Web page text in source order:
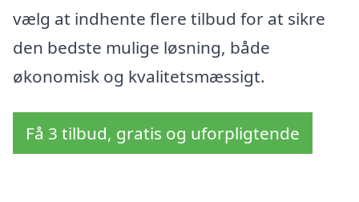
vælg at indhente flere tilbud for at sikre
den bedste mulige løsning, både
økonomisk og kvalitetsmæssigt.
Få 3 tilbud, gratis og uforpligtende